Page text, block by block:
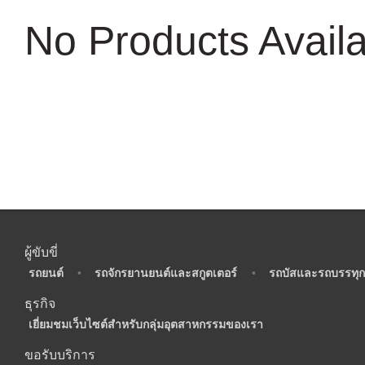
No Products
ผู้ขับขี่
รถยนต์ • รถจักรยานยนต์และสกูตเตอร์ • รถบัสและรถบรรทุก
ธุรกิจ
เยี่ยมชมเว็บไซต์สำหรับกลุ่มอุตสาหกรรมของเรา
ขอรับบริการ